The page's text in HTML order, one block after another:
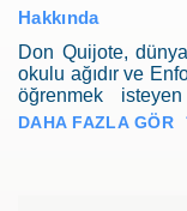
Hakkında
Don Quijote,
okulu ağıdır ve
öğrenmek
programları
DAHA FAZLA GÖR